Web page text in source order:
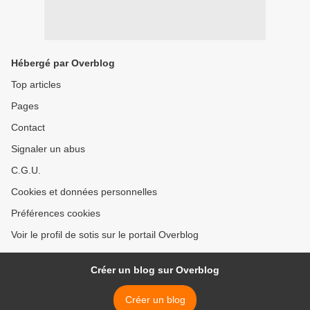
Hébergé par Overblog
Top articles
Pages
Contact
Signaler un abus
C.G.U.
Cookies et données personnelles
Préférences cookies
Voir le profil de sotis sur le portail Overblog
Créer un blog sur Overblog
Créer un blog